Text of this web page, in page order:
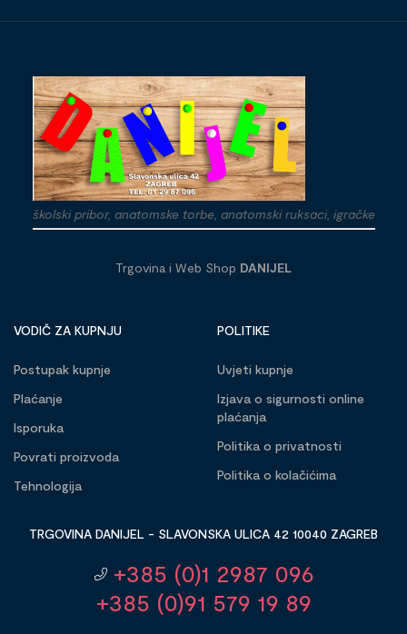
školski pribor, anatomske torbe, anatomski ruksaci, igračke
Trgovina i Web Shop DANIJEL
VODIČ ZA KUPNJU
Postupak kupnje
Plaćanje
Isporuka
Povrati proizvoda
Tehnologija
POLITIKE
Uvjeti kupnje
Izjava o sigurnosti online
plaćanja
Politika o privatnosti
Politika o kolačićima
TRGOVINA DANIJEL - SLAVONSKA ULICA 42 10040 ZAGREB
+385 (0)1 2987 096
+385 (0)91 579 19 89